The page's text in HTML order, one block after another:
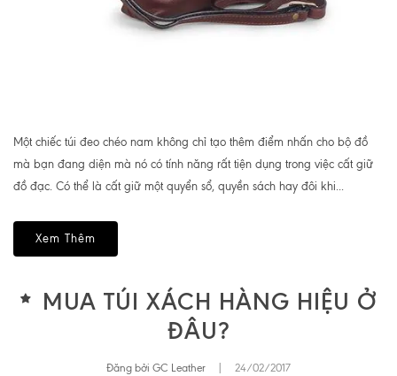
Một chiếc túi đeo chéo nam không chỉ tạo thêm điểm nhấn cho bộ đồ
mà bạn đang diện mà nó có tính năng rất tiện dụng trong việc cất giữ
đồ đạc. Có thể là cất giữ một quyển sổ, quyền sách hay đôi khi...
Xem Thêm
MUA TÚI XÁCH HÀNG HIỆU Ở
ĐÂU?
Đăng bởi GC Leather 24/02/2017